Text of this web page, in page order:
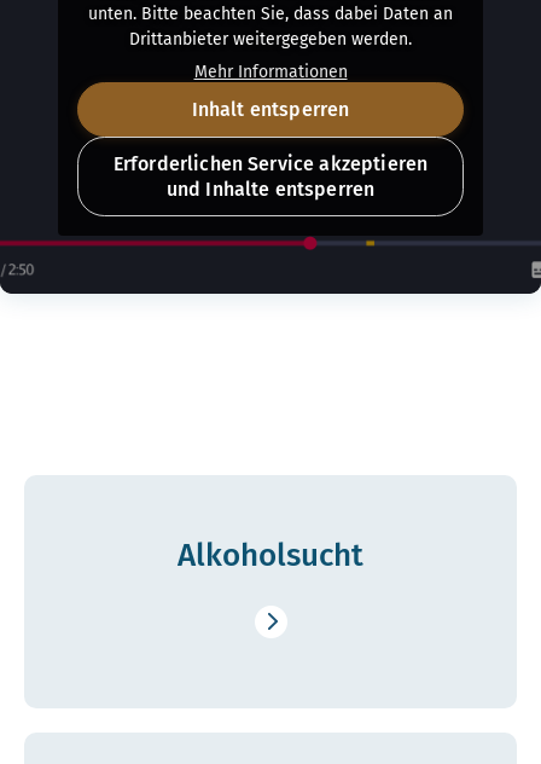
unten. Bitte beachten Sie, dass dabei Daten an
Drittanbieter weitergegeben werden.
Mehr Informationen
Inhalt entsperren
Erforderlichen Service akzeptieren
und Inhalte entsperren
Alkohol­sucht